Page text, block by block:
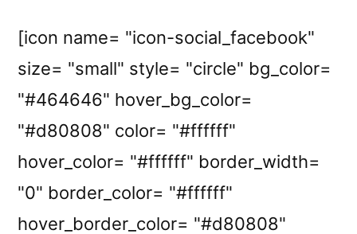
[icon name= "icon-social_facebook"
size= "small" style= "circle" bg_color=
"#464646" hover_bg_color=
"#d80808" color= "#ffffff"
hover_color= "#ffffff" border_width=
"0" border_color= "#ffffff"
hover_border_color= "#d80808"